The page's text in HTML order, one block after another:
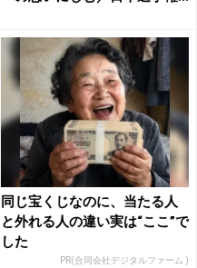
同じ宝くじなのに、当たる人
と外れる人の違い実は“ここ”で
した
PR(合同会社デジタルファーム )